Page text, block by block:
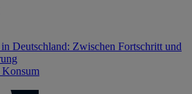
Deutschland: Zwischen Fortschritt und